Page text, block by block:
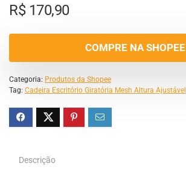
R$170,90
COMPRE NA SHOPEE
Categoria: Produtos da Shopee
Tag: Cadeira Escritório Giratória Mesh Altura Ajustável
Descrição